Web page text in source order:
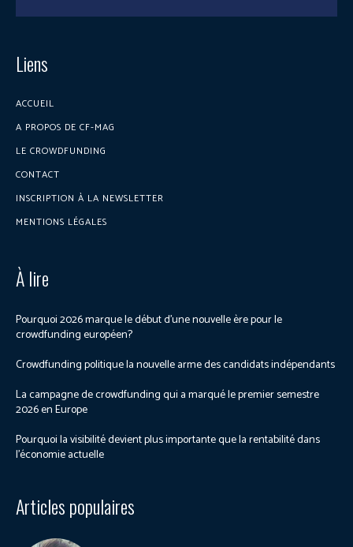
Liens
ACCUEIL
A PROPOS DE CF-MAG
LE CROWDFUNDING
CONTACT
INSCRIPTION À LA NEWSLETTER
MENTIONS LÉGALES
À lire
Pourquoi 2026 marque le début d’une nouvelle ère pour le
crowdfunding européen?
Crowdfunding politique la nouvelle arme des candidats indépendants
La campagne de crowdfunding qui a marqué le premier semestre
2026 en Europe
Pourquoi la visibilité devient plus importante que la rentabilité dans
l’économie actuelle
Articles populaires